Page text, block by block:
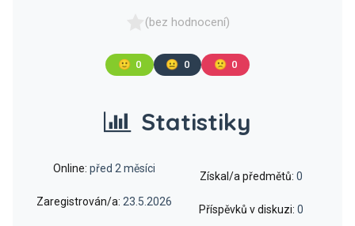
(bez hodnocení)
🙂 0 😐 0 🙁 0
Statistiky
Online: před 2 měsíci
Zaregistrován/a: 23.5.2026
Získal/a předmětů: 0
Příspěvků v diskuzi: 0